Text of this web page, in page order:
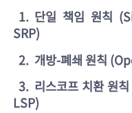
1. 단일 책임 원칙
SRP)
2. 개방-폐쇄 원칙
3. 리스코프 치환
LSP)